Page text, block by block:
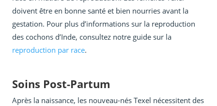
doivent être en bonne santé et bien nourries avant la
gestation. Pour plus d’informations sur la reproduction
des cochons d’Inde, consultez notre guide sur la
reproduction par race.
Soins Post-Partum
Après la naissance, les nouveau-nés Texel nécessitent des